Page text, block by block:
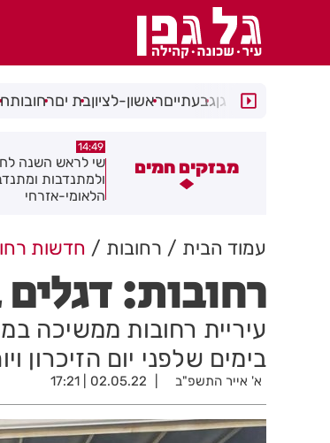
רמת גןגבעתייםראשון-לציוןבת יםרחובות
מבזקים חמים
שי לראש השנה לחיילות ולחיילי חולון
ולמתנדבות ומתנדבי השירות
14:08
מאחורי המגדלים:
חושפים את
עמוד הבית רחובות חדשות
רחובות:
עיריית רחובות ממשיכה
בימים שלפני יום הזיכרון
א' אייר התשפ"ב 02.05.22 | 17:21